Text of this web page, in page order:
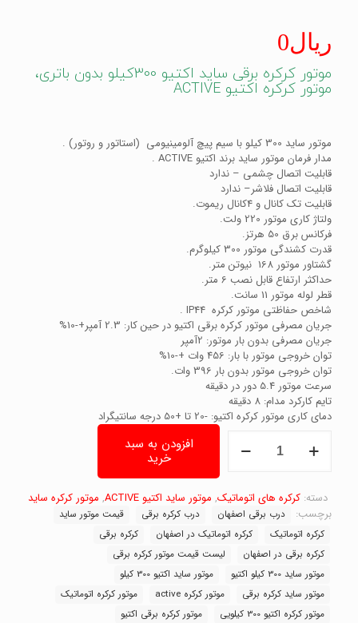
ریال0
موتور کرکره برقی ساید اکتیو 300کیلو بدون باتری،
موتور کرکره اکتیو ACTIVE
موتور ساید 300 کیلو با سیم پیچ آلومینیومی (استاتور و روتور) .
مدار فرمان موتور ساید برند اکتیو ACTIVE .
قابلیت اتصال چشمی – ندارد
قابلیت اتصال فلاشر– ندارد
قابلیت تک کانال و 4کانال ریموت.
ولتاژ کاری موتور 220 ولت.
فرکانس برق 50 هرتز.
قدرت کشندگی موتور 300 کیلوگرم.
گشتاور موتور 168 نیوتن متر.
حداکثر ارتفاع قابل نصب 6 متر.
قطر لوله موتور 11 سانت.
شاخص حفاظتی موتور کرکره IP44 .
جریان مصرفی موتور کرکره برقی اکتیو در حین کار: 2.3 آمپر+-10%
جریان مصرفی بدون بار موتور: 2آمپر
توان خروجی موتور با بار: 456 وات +-10%
توان خروجی موتور بدون بار 396 وات.
سرعت موتور 5.4 دور در دقیقه
تایم کارکرد مدام: 8 دقیقه
دمای کاری موتور کرکره اکتیو: -20 تا +50 درجه سانتیگراد
کرکره
اکتیو
300کیلو،
موتور
درب
کرکره
اکتیو
ACTIVE
عدد
افزودن به سبد
خرید
دسته: کرکره های اتوماتیک, موتور ساید اکتیو ACTIVE , موتور کرکره ساید
برچسب:
درب برقی اصفهان درب کرکره برقی
قیمت موتور ساید
کرکره اتوماتیک
کرکره اتوماتیک در اصفهان
کرکره برقی
کرکره برقی در اصفهان
لیست قیمت موتور کرکره برقی
موتور ساید 300 کیلو اکتیو
موتور ساید اکتیو 300 کیلو
موتور ساید کرکره برقی
موتور کرکره active
موتور کرکره اتوماتیک
موتور کرکره اکتیو 300 کیلویی
موتور کرکره برقی اکتیو